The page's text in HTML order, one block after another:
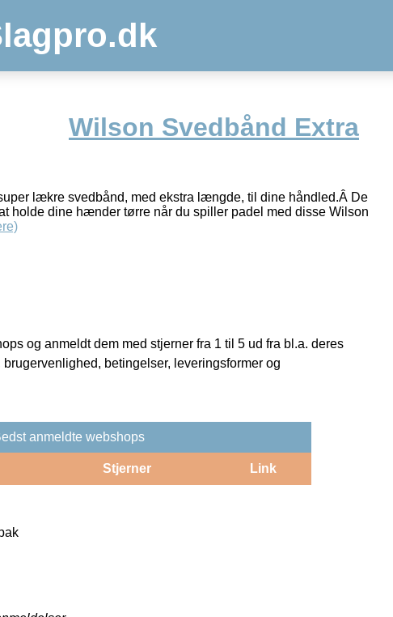
Wilson Svedbånd Extra
lækre svedbånd, med ekstra længde, til dine håndled.Â De
holde dine hænder tørre når du spiller padel med disse Wilson
og anmeldt dem med stjerner fra 1 til 5 ud fra bl.a. deres
betingelser, leveringsformer og
anmeldte webshops
Stjerner Link